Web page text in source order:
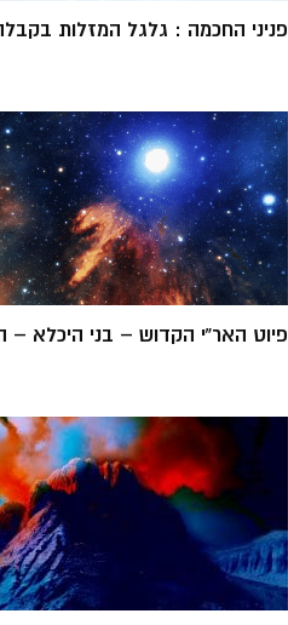
פניני החכמה : גלגל המזלות
פיוט האר”י הקדוש – בני היכלא –